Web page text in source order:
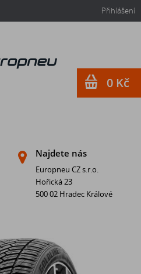
Přihlášení
Najdete nás
Europneu CZ s.r.o.
Hořická 23
500 02 Hradec Králové
0 Kč